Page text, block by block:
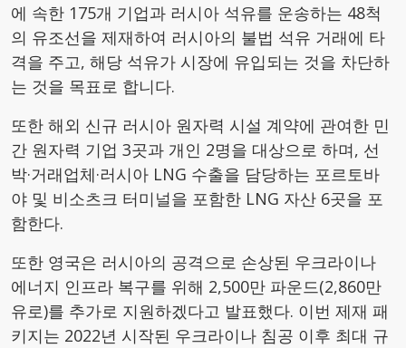
에 속한 175개 기업과 러시아 석유를 운송하는 48척
의 유조선을 제재하여 러시아의 불법 석유 거래에 타
격을 주고, 해당 석유가 시장에 유입되는 것을 차단하
는 것을 목표로 합니다.
또한 해외 신규 러시아 원자력 시설 계약에 관여한 민
간 원자력 기업 3곳과 개인 2명을 대상으로 하며, 선
박·거래업체·러시아 LNG 수출을 담당하는 포르토바
야 및 비소츠크 터미널을 포함한 LNG 자산 6곳을 포
함한다.
또한 영국은 러시아의 공격으로 손상된 우크라이나
에너지 인프라 복구를 위해 2,500만 파운드(2,860만
유로)를 추가로 지원하겠다고 발표했다. 이번 제재 패
키지는 2022년 시작된 우크라이나 침공 이후 최대 규